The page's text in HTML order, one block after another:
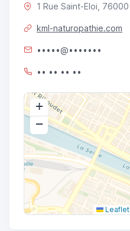
1 Rue Saint-Eloi,
kml-naturopathie.com
•••••@•••••••
•• •• •• ••
+
−
Leaflet